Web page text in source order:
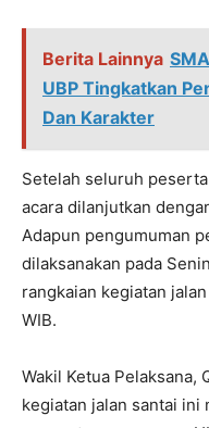
Berita Lainnya
UBP Tingkatkan
Dan Karakter
Setelah seluruh
acara dilanjutkan
Adapun pengumuman
dilaksanakan pada
rangkaian kegiatan
WIB.
Wakil Ketua Pelaksana,
kegiatan jalan santai ini